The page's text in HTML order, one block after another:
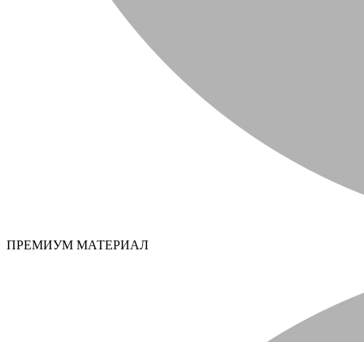
ПРЕМИУМ МАТЕРИАЛ